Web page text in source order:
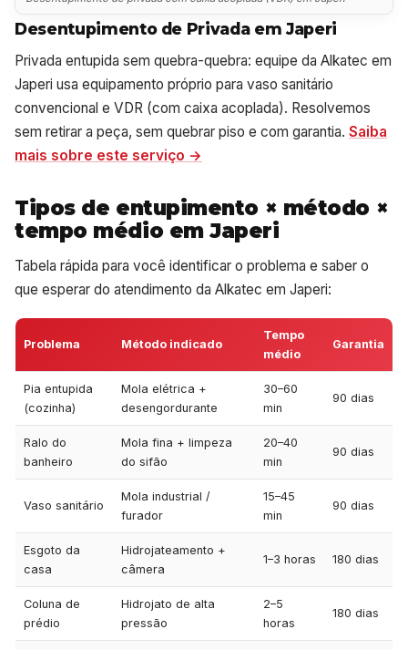
Desentupimento de Privada em Japeri
Privada entupida sem quebra-quebra: equipe da Alkatec em
Japeri usa equipamento próprio para vaso sanitário
convencional e VDR (com caixa acoplada). Resolvemos
sem retirar a peça, sem quebrar piso e com garantia. Saiba
mais sobre este serviço →
Tipos de entupimento × método ×
tempo médio em Japeri
Tabela rápida para você identificar o problema e saber o
que esperar do atendimento da Alkatec em Japeri:
Problema Método indicado
Tempo
médio
Garantia
Pia entupida
(cozinha)
Mola elétrica +
desengordurante
30–60
min
90 dias
Ralo do
banheiro
Mola fina + limpeza
do sifão
20–40
min
90 dias
Vaso sanitário
Mola industrial /
furador
15–45
min
90 dias
Esgoto da
casa
Hidrojateamento +
câmera
1–3 horas 180 dias
Coluna de
prédio
Hidrojato de alta
pressão
2–5
horas
180 dias